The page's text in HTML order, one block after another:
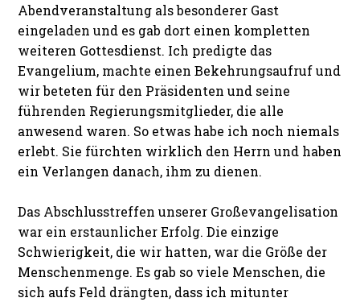
Abendveranstaltung als besonderer Gast
eingeladen und es gab dort einen kompletten
weiteren Gottesdienst. Ich predigte das
Evangelium, machte einen Bekehrungsaufruf und
wir beteten für den Präsidenten und seine
führenden Regierungsmitglieder, die alle
anwesend waren. So etwas habe ich noch niemals
erlebt. Sie fürchten wirklich den Herrn und haben
ein Verlangen danach, ihm zu dienen.
Das Abschlusstreffen unserer Großevangelisation
war ein erstaunlicher Erfolg. Die einzige
Schwierigkeit, die wir hatten, war die Größe der
Menschenmenge. Es gab so viele Menschen, die
sich aufs Feld drängten, dass ich mitunter